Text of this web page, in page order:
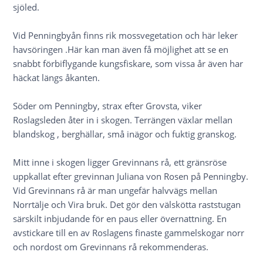
sjöled.
Vid Penningbyån finns rik mossvegetation och här leker
havsöringen .Här kan man även få möjlighet att se en
snabbt förbiflygande kungsfiskare, som vissa år även har
häckat längs åkanten.
Söder om Penningby, strax efter Grovsta, viker
Roslagsleden åter in i skogen. Terrängen växlar mellan
blandskog , berghällar, små inägor och fuktig granskog.
Mitt inne i skogen ligger Grevinnans rå, ett gränsröse
uppkallat efter grevinnan Juliana von Rosen på Penningby.
Vid Grevinnans rå är man ungefär halvvägs mellan
Norrtälje och Vira bruk. Det gör den välskötta raststugan
särskilt inbjudande för en paus eller övernattning. En
avstickare till en av Roslagens finaste gammelskogar norr
och nordost om Grevinnans rå rekommenderas.